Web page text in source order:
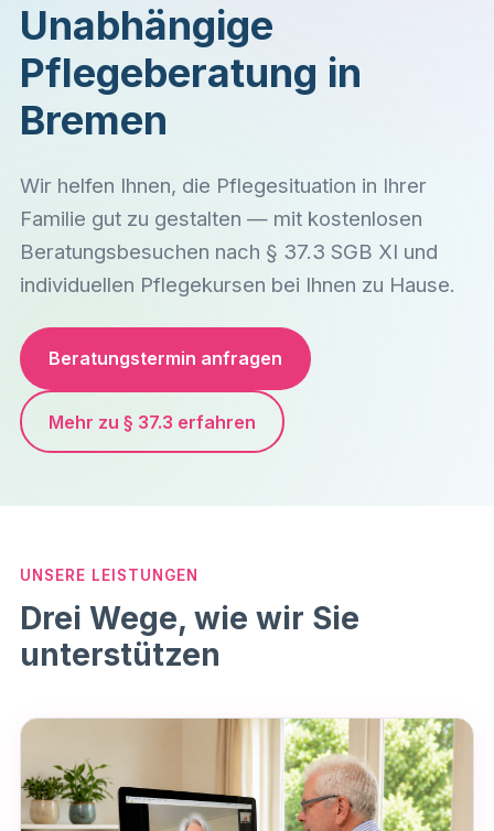
Unabhängige
Pflegeberatung in
Bremen
Wir helfen Ihnen, die Pflegesituation in Ihrer
Familie gut zu gestalten — mit kostenlosen
Beratungsbesuchen nach § 37.3 SGB XI und
individuellen Pflegekursen bei Ihnen zu Hause.
Beratungstermin anfragen
Mehr zu § 37.3 erfahren
UNSERE LEISTUNGEN
Drei Wege, wie wir Sie
unterstützen